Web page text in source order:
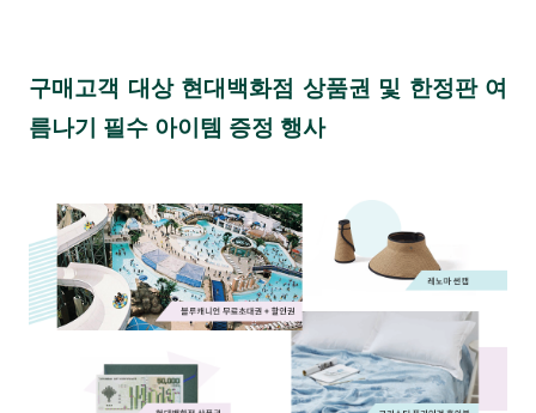
구매고객 대상 현대백화점 상품권 및 한정판 여
름나기 필수 아이템 증정 행사